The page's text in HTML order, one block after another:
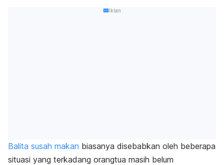
Iklan
Balita susah makan biasanya disebabkan oleh beberapa
situasi yang terkadang orangtua masih belum